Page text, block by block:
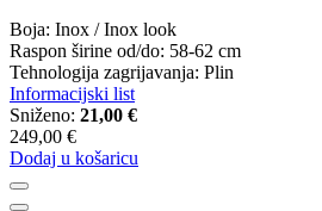
Boja: Inox / Inox look
Raspon širine od/do: 58-62 cm
Tehnologija zagrijavanja: Plin
Informacijski list
Sniženo: 21,00 €
249,00 €
Dodaj u košaricu